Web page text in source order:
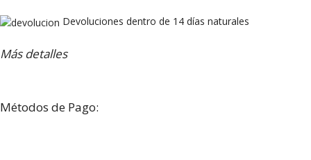
Devoluciones dentro de 14 días naturales
Más detalles
Métodos de Pago: